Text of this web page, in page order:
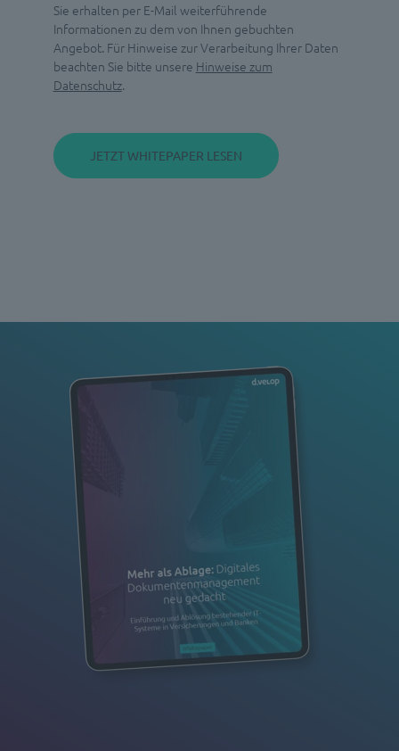
Sie erhalten per E-Mail weiterführende
Informationen zu dem von Ihnen gebuchten
Angebot. Für Hinweise zur Verarbeitung Ihrer Daten
beachten Sie bitte unsere Hinweise zum
Datenschutz.